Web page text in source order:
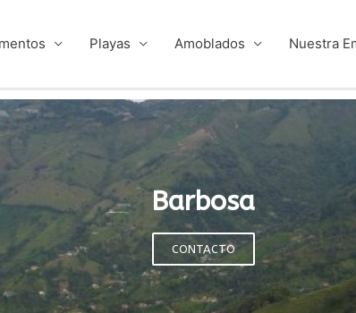
Playas Amoblados​ Nuestra
Barbosa
CONTACTO